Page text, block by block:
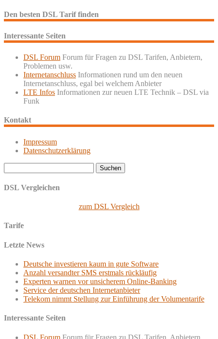
Den besten DSL Tarif finden
Interessante Seiten
DSL Forum Forum für Fragen zu DSL Tarifen, Anbietern,
Problemen usw.
Internetanschluss Informationen rund um den neuen
Internetanschluss, egal bei welchem Anbieter
LTE Infos Informationen zur neuen LTE Technik – DSL via
Funk
Kontakt
Impressum
Datenschutzerklärung
nach:
DSL Vergleichen
zum DSL Vergleich
Tarife
Letzte News
Deutsche investieren kaum in gute Software
Anzahl versandter SMS erstmals rückläufig
Experten warnen vor unsicherem Online-Banking
Service der deutschen Internetanbieter
Telekom nimmt Stellung zur Einführung der Volumentarife
Interessante Seiten
DSL Forum Forum für Fragen zu DSL Tarifen, Anbietern,